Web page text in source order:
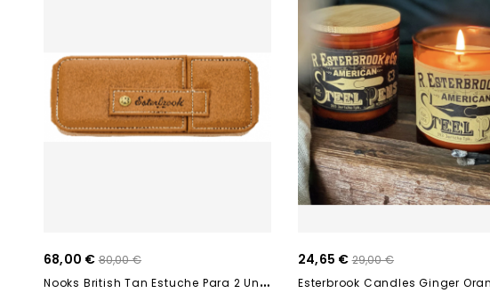
68,00 € 80,00 €
N
Ooks British Tan Estuche Para 2 Unidades ETB-102
24,65 € 29,00 €